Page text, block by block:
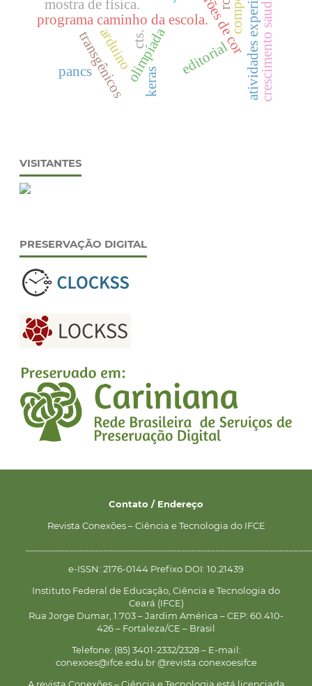
editorial
mostra de física.
programa caminho da escola.
olimpíada
keras crescimento saudável
transgênicos cts.
arduino
pancs
VISITANTES
PRESERVAÇÃO DIGITAL
Contato / Endereço
Revista Conexões – Ciência e Tecnologia do IFCE
e-ISSN: 2176-0144 Prefixo DOI: 10.21439
Instituto Federal de Educação, Ciência e Tecnologia do
Ceará (IFCE)
Rua Jorge Dumar, 1.703 – Jardim América – CEP: 60.410-
426 – Fortaleza/CE – Brasil
Telefone: (85) 3401-2332/2328 – E-mail:
conexoes@ifce.edu.br @revista.conexoesifce